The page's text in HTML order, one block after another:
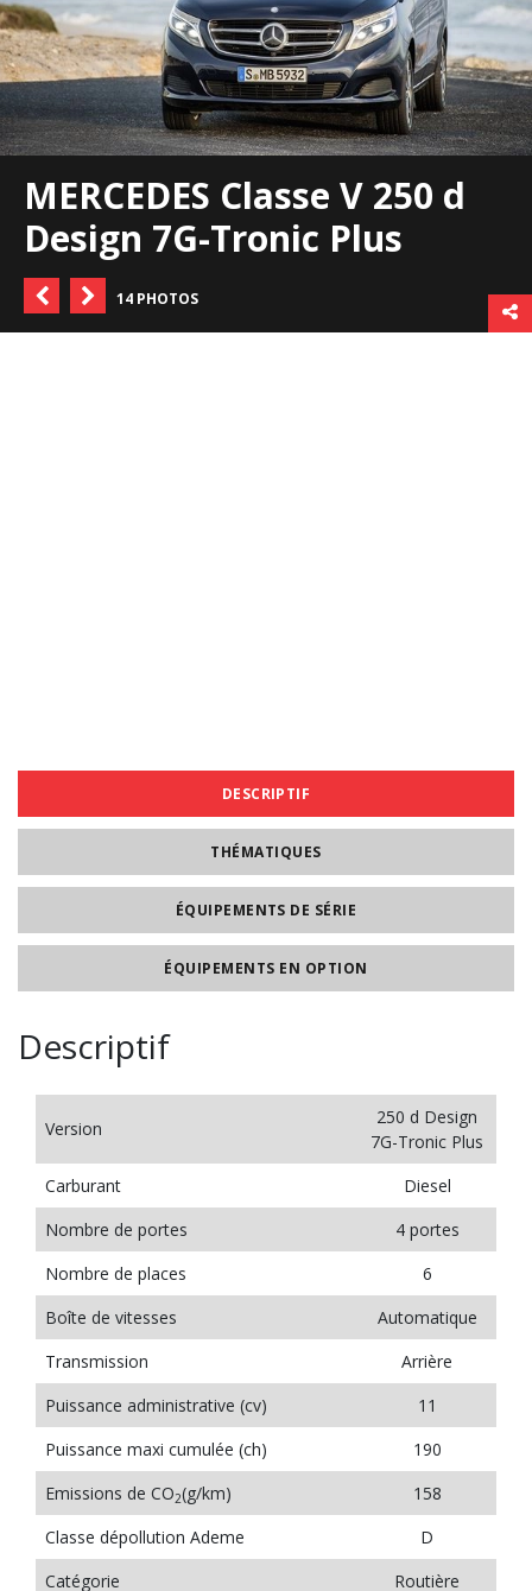
MERCEDES Classe V 250 d
Design 7G-Tronic Plus
14 PHOTOS
DESCRIPTIF
THÉMATIQUES
ÉQUIPEMENTS DE SÉRIE
ÉQUIPEMENTS EN OPTION
Descriptif
Version
250 d Design
7G-Tronic Plus
Carburant
Diesel
Nombre de portes
4 portes
Nombre de places
6
Boîte de vitesses
Automatique
Transmission
Arrière
Puissance administrative (cv)
11
Puissance maxi cumulée (ch)
190
Emissions de CO2(g/km)
158
Classe dépollution Ademe
D
Catégorie
Routière